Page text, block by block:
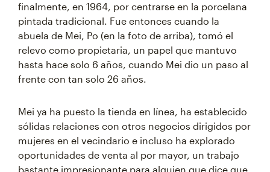
finalmente, en 1964, por centrarse en la porcelana
pintada tradicional. Fue entonces cuando la
abuela de Mei, Po (en la foto de arriba), tomó el
relevo como propietaria, un papel que mantuvo
hasta hace solo 6 años, cuando Mei dio un paso al
frente con tan solo 26 años.
Mei ya ha puesto la tienda en línea, ha establecido
sólidas relaciones con otros negocios dirigidos por
mujeres en el vecindario e incluso ha explorado
oportunidades de venta al por mayor, un trabajo
bastante impresionante para alguien que dice que